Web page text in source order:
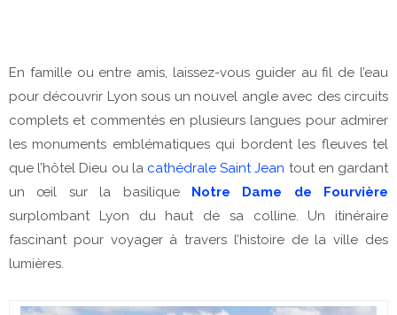
En famille ou entre amis, laissez-vous guider au fil de l’eau
pour découvrir Lyon sous un nouvel angle avec des circuits
complets et commentés en plusieurs langues pour admirer
les monuments emblématiques qui bordent les fleuves tel
que l’hôtel Dieu ou la cathédrale Saint Jean tout en gardant
un œil sur la basilique Notre Dame de Fourvière
surplombant Lyon du haut de sa colline. Un itinéraire
fascinant pour voyager à travers l’histoire de la ville des
lumières.